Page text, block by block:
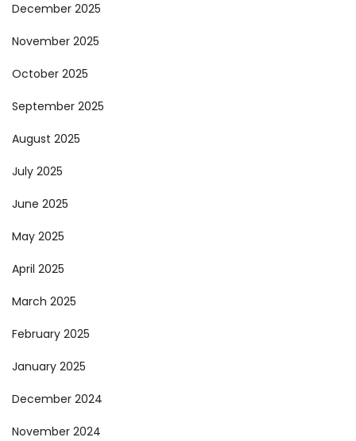
December 2025
November 2025
October 2025
September 2025
August 2025
July 2025
June 2025
May 2025
April 2025
March 2025
February 2025
January 2025
December 2024
November 2024